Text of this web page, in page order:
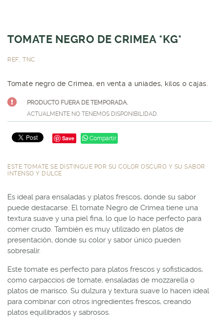
TOMATE NEGRO DE CRIMEA *KG*
REF.: TNC
Tomate negro de Crimea, en venta a uniades, kilos o cajas.
PRODUCTO FUERA DE TEMPORADA.
ACTUALMENTE NO TENEMOS DISPONIBILIDAD.
Save Compartir
ESTE TOMATE SE DISTINGUE POR SU COLOR OSCURO Y SU SABOR
INTENSO Y DULCE
Es ideal para ensaladas y platos frescos, donde su sabor
puede destacarse. El tomate Negro de Crimea tiene una
textura suave y una piel fina, lo que lo hace perfecto para
comer crudo. También es muy utilizado en platos de
presentación, donde su color y sabor único pueden
sobresalir.
Este tomate es perfecto para platos frescos y sofisticados,
como carpaccios de tomate, ensaladas de mozzarella o
platos de marisco. Su dulzura y textura suave lo hacen ideal
para combinar con otros ingredientes frescos, creando
platos equilibrados y sabrosos.